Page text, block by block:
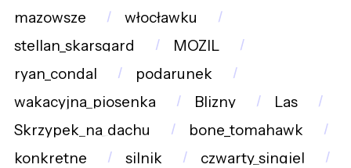
mazowsze
włocławku
stellan_skarsgard
MOZIL
ryan_condal
podarunek
wakacyjna_piosenka
Blizny
Las
Skrzypek_na_dachu
bone_tomahawk
konkretne
silnik
czwarty_singiel